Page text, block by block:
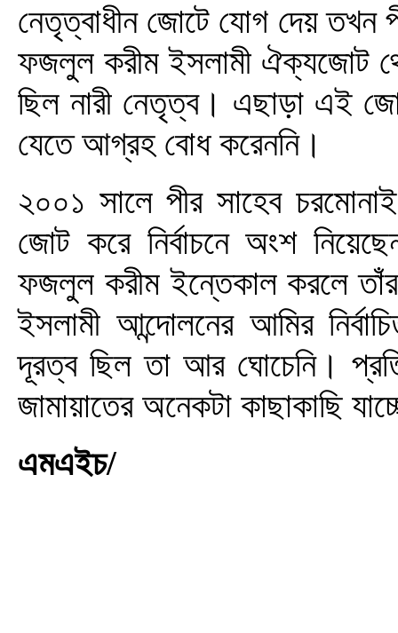
নেতৃত্বাধীন জোটে যোগ দেয় তখন
ফজলুল করীম ইসলামী ঐক্যজোট
ছিল নারী নেতৃত্ব। এছাড়া এই
যেতে আগ্রহ বোধ করেননি।
২০০১ সালে পীর সাহেব চরমোনাই
জোট করে নির্বাচনে অংশ
ফজলুল করীম ইন্তেকাল করলে
ইসলামী আন্দোলনের আমির
দূরত্ব ছিল তা আর ঘোচেনি।
জামায়াতের অনেকটা কাছাকাছি
এমএইচ/